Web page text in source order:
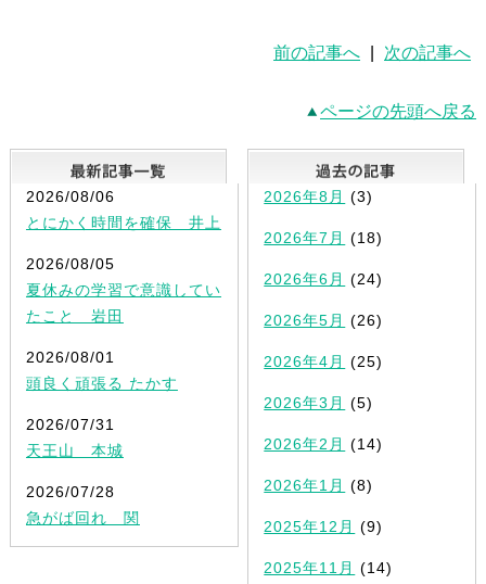
前の記事へ 次の記事へ
ページの先頭へ戻る
最新記事一覧
2026/08/06
とにかく時間を確保 井上
2026/08/05
夏休みの学習で意識してい
たこと 岩田
2026/08/01
頭良く頑張る たかす
2026/07/31
天王山 本城
2026/07/28
急がば回れ 関
2026年8月 (3)
2026年7月 (18)
2026年6月 (24)
2026年5月 (26)
2026年4月 (25)
2026年3月 (5)
2026年2月 (14)
2026年1月 (8)
2025年12月 (9)
2025年11月 (14)